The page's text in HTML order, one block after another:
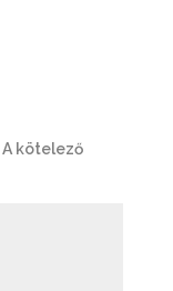
A kötelező